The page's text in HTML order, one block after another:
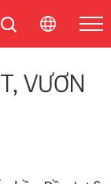
VƯƠN